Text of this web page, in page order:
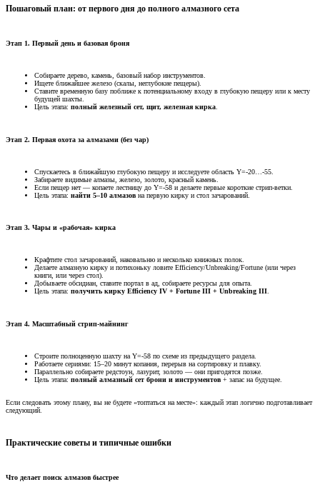
Пошаговый план: от первого дня до полного алмазного сета​
Этап 1. Первый день и базовая броня​
Собираете дерево, камень, базовый набор инструментов.
Ищете ближайшее железо (скалы, неглубокие пещеры).
Ставите временную базу поближе к потенциальному входу в глубокую пещеру или к месту
будущей шахты.
Цель этапа: полный железный сет, щит, железная кирка.
Этап 2. Первая охота за алмазами (без чар)​
Спускаетесь в ближайшую глубокую пещеру и исследуете область Y=-20…-55.
Забираете видимые алмазы, железо, золото, красный камень.
Если пещер нет — копаете лестницу до Y=-58 и делаете первые короткие стрип-ветки.
Цель этапа: найти 5–10 алмазов на первую кирку и стол зачарований.
Этап 3. Чары и «рабочая» кирка​
Крафтите стол зачарований, наковальню и несколько книжных полок.
Делаете алмазную кирку и потихоньку ловите Efficiency/Unbreaking/Fortune (или через
книги, или через стол).
Добываете обсидиан, ставите портал в ад, собираете ресурсы для опыта.
Цель этапа: получить кирку Efficiency IV + Fortune III + Unbreaking III.
Этап 4. Масштабный стрип-майнинг​
Строите полноценную шахту на Y=-58 по схеме из предыдущего раздела.
Работаете сериями: 15–20 минут копания, перерыв на сортировку и плавку.
Параллельно собираете редстоун, лазурит, золото — они пригодятся позже.
Цель этапа: полный алмазный сет брони и инструментов + запас на будущее.
Если следовать этому плану, вы не будете «топтаться на месте»: каждый этап логично подготавливает
следующий.
Практические советы и типичные ошибки​
Что делает поиск алмазов быстрее​